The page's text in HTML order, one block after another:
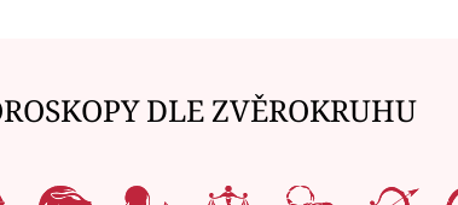
DLE ZVĚROKRUHU